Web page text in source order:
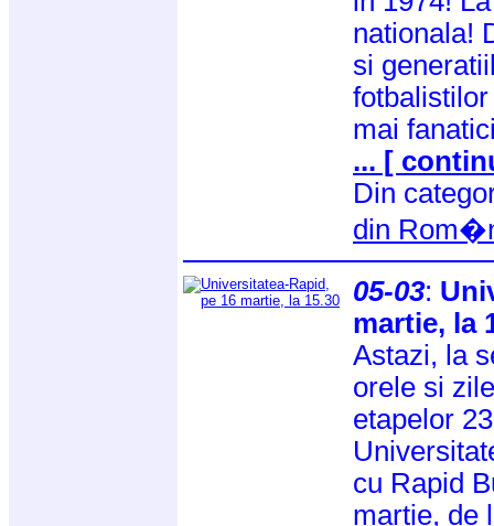
nationala!
si
mai
... [
Din
din
05-03:
martie, la
Astazi, la
orele si
etapelor
cu Rapid
martie, de